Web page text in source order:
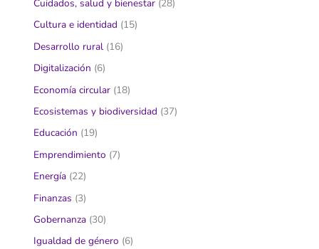
Cuidados, salud y bienestar (28)
Cultura e identidad (15)
Desarrollo rural (16)
Digitalización (6)
Economía circular (18)
Ecosistemas y biodiversidad (37)
Educación (19)
Emprendimiento (7)
Energía (22)
Finanzas (3)
Gobernanza (30)
Igualdad de género (6)